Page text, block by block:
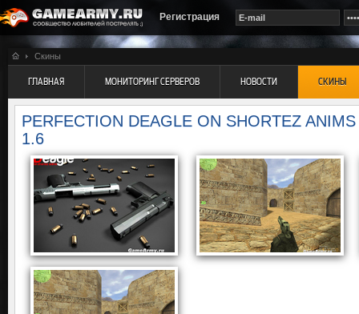
Регистрация
Скины
ГЛАВНАЯ МОНИТОРИНГ СЕРВЕРОВ НОВОСТИ СКИНЫ
PERFECTION DEAGLE ON SHORTEZ
1.6